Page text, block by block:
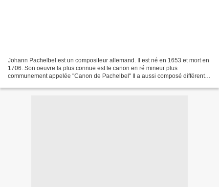
Johann Pachelbel est un compositeur allemand. Il est né en 1653 et mort en
1706. Son oeuvre la plus connue est le canon en ré mineur plus
communement appelée "Canon de Pachelbel" Il a aussi composé différents